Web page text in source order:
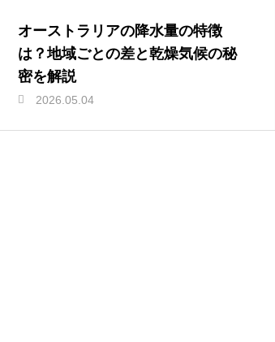
オーストラリアの降水量の特徴
は？地域ごとの差と乾燥気候の秘
密を解説
2026.05.04